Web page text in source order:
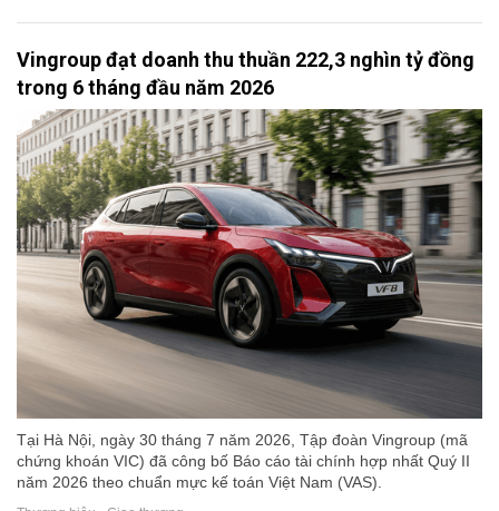
Vingroup đạt doanh thu thuần 222,3 nghìn tỷ đồng
trong 6 tháng đầu năm 2026
Tại Hà Nội, ngày 30 tháng 7 năm 2026, Tập đoàn Vingroup (mã
chứng khoán VIC) đã công bố Báo cáo tài chính hợp nhất Quý II
năm 2026 theo chuẩn mực kế toán Việt Nam (VAS).